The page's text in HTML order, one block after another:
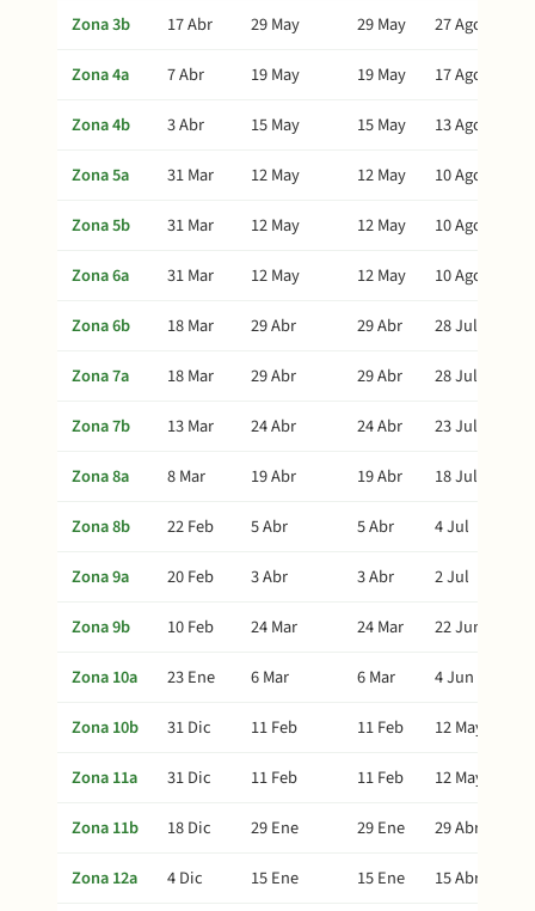
Zona 3b
17 Abr 29 May 29 May
27 Ago
Zona 4a
7 Abr 19 May 19 May
17 Ago
Zona 4b
3 Abr 15 May 15 May
13 Ago
Zona 5a
31 Mar 12 May 12 May
10 Ago
Zona 5b
31 Mar 12 May 12 May
10 Ago
Zona 6a
31 Mar 12 May 12 May
10 Ago
Zona 6b
18 Mar 29 Abr 29 Abr
28 Jul
Zona 7a
18 Mar 29 Abr 29 Abr
28 Jul
Zona 7b
13 Mar 24 Abr 24 Abr
23 Jul
Zona 8a
8 Mar 19 Abr 19 Abr
18 Jul
Zona 8b
22 Feb 5 Abr 5 Abr
4 Jul
Zona 9a
20 Feb 3 Abr 3 Abr
2 Jul
Zona 9b
10 Feb 24 Mar 24 Mar
22 Jun
Zona 10a
23 Ene 6 Mar 6 Mar
4 Jun
Zona 10b
31 Dic 11 Feb 11 Feb
12 May
Zona 11a
31 Dic 11 Feb 11 Feb
12 May
Zona 11b
18 Dic 29 Ene 29 Ene
29 Abr
Zona 12a
4 Dic 15 Ene 15 Ene 15 Abr